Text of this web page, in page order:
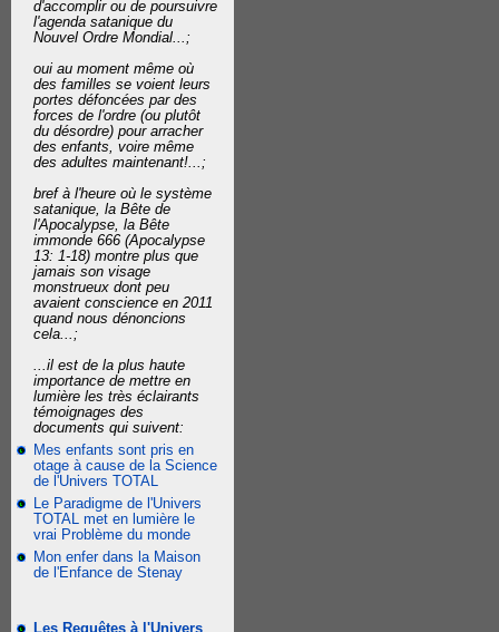
d'accomplir ou de poursuivre
l'agenda satanique du
Nouvel Ordre Mondial...;
oui au moment même où
des familles se voient leurs
portes défoncées par des
forces de l'ordre (ou plutôt
du désordre) pour arracher
des enfants, voire même
des adultes maintenant!...;
bref à l'heure où le système
satanique, la Bête de
l'Apocalypse, la Bête
immonde 666 (Apocalypse
13: 1-18) montre plus que
jamais son visage
monstrueux dont peu
avaient conscience en 2011
quand nous dénoncions
cela...;
...il est de la plus haute
importance de mettre en
lumière les très éclairants
témoignages des
documents qui suivent:
Mes enfants sont pris en
otage à cause de la Science
de l'Univers TOTAL
Le Paradigme de l'Univers
TOTAL met en lumière le
vrai Problème du monde
Mon enfer dans la Maison
de l'Enfance de Stenay
Les Requêtes à l'Univers